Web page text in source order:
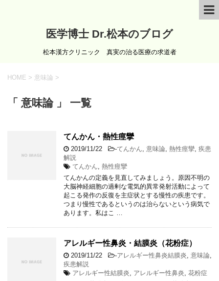
医学博士 Dr.松本のブログ
松本漢方クリニック 真実の治る医療の求道者
HOME > 意味論 >
「 意味論 」 一覧
てんかん・熱性痙攣
2019/11/22 -てんかん 意味論 熱性痙攣 疾患
解説
てんかん 熱性痙攣
てんかんの定義を見直してみましょう。原因不明の
大脳神経細胞の過剰な電気的異常発射活動によって
起こる発作の反復を主症状とする慢性の疾患です。
つまり慢性であるというのは治らないという病気で
あります。私はこ …
アレルギー性鼻炎・結膜炎（花粉症）
2019/11/22 -アレルギー性鼻炎結膜炎 意味論
疾患解説
アレルギー性結膜炎
アレルギー性鼻炎 花粉症